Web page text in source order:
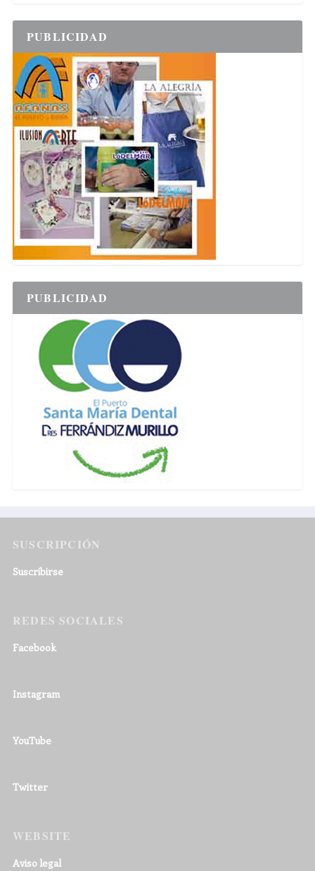
PUBLICIDAD
PUBLICIDAD
SUSCRIPCIÓN
Suscribirse
REDES SOCIALES
Facebook
Instagram
YouTube
Twitter
WEBSITE
Aviso legal